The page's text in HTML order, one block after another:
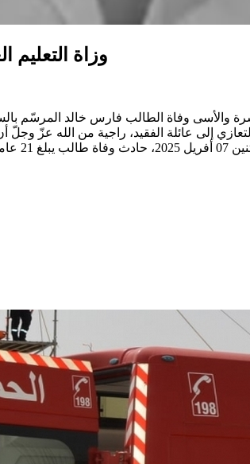
وزاة
العالي والبحث العلمي في بلاغ لها الاثنين 07 أفريل 2025، ببالغ الحسرة
إلى عائلة الفقيد، راجية من الله عزّ